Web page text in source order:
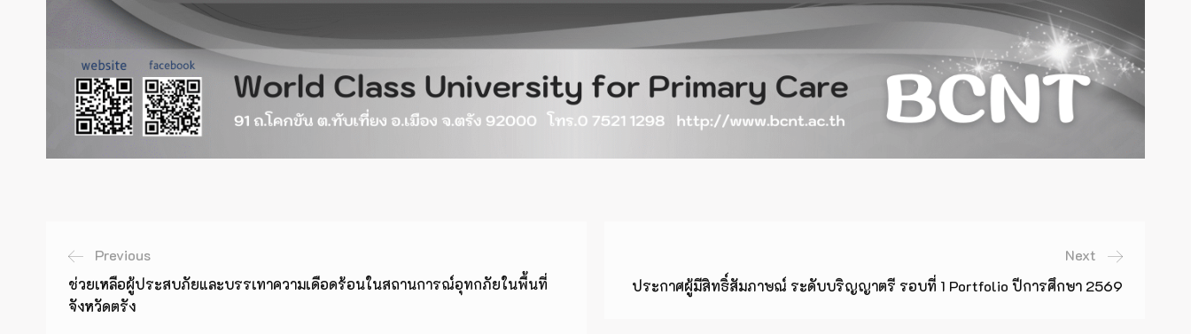
Previous
ช่วยเหลือผู้ประสบภัยและบรรเทาความเดือดร้อนในสถานการณ์อุทกภัยในพื้นที่
จังหวัดตรัง
Next
ประกาศผู้มีสิทธิ์สัมภาษณ์ ระดับบริญญาตรี รอบที่ 1 Portfolio ปีการศึกษา 2569